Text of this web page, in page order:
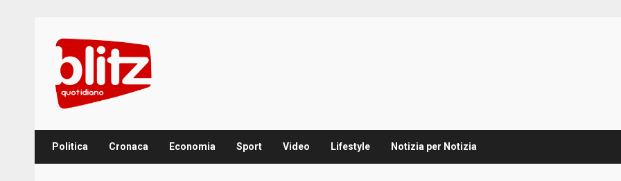
content
Politica Cronaca Economia Sport Video Lifestyle Notizia per Notizia